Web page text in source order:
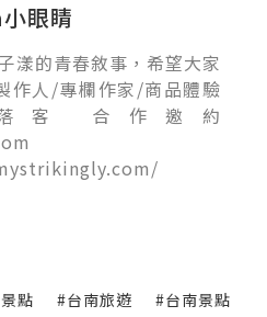
眼睛
漾的青春敘事，希望大家
作人/專欄作家/商品體驗
客 合作邀約
點 #台南旅遊 #台南景點